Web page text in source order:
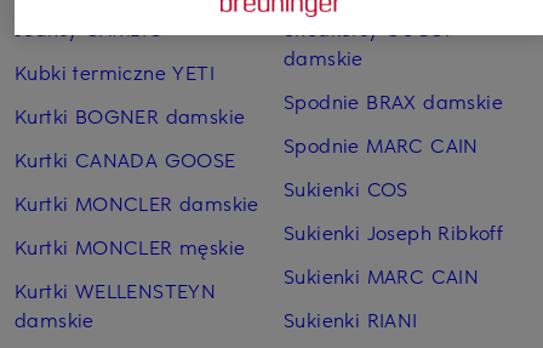
Kubki termiczne YETI
Kurtki BOGNER damskie
Kurtki CANADA GOOSE
Kurtki MONCLER damskie
Kurtki MONCLER męskie
Kurtki WELLENSTEYN
damskie
damskie
Spodnie BRAX damskie
Spodnie MARC CAIN
Sukienki COS
Sukienki Joseph Ribkoff
Sukienki MARC CAIN
Sukienki RIANI